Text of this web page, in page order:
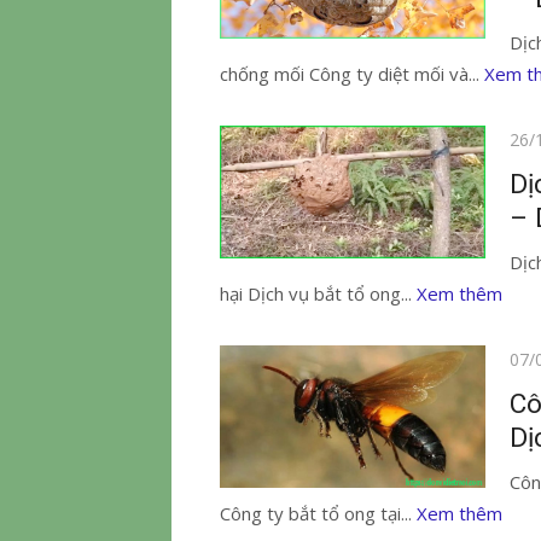
chống mối Công ty diệt mối và... Xem
vào
26/
–
hại Dịch vụ bắt tổ ong... Xem thêm
07/
Công ty bắt tổ ong tại... Xem thêm